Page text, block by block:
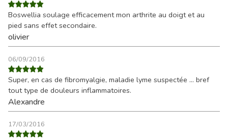
Boswellia soulage efficacement mon arthrite au doigt et au
pied sans effet secondaire.
olivier
06/09/2016
Super, en cas de fibromyalgie, maladie lyme suspectée ... bref
tout type de douleurs inflammatoires.
Alexandre
17/03/2016